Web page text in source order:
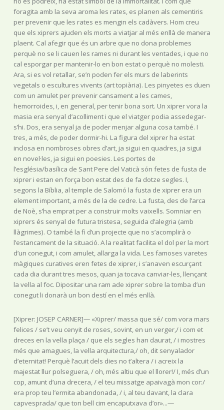
foragita amb la seva aroma les rates, es planen als cementiris
per prevenir que les rates es mengin els cadàvers. Hom creu
que els xiprers ajuden els morts a viatjar al més enllà de manera
plaent. Cal afegir que és un arbre que no dona problemes
perquè no se li cauen les rames ni durant les ventades, i que no
cal esporgar per mantenir-lo en bon estat o perquè no molesti.
Ara, si es vol retallar, se’n poden fer els murs de laberints
vegetals o escultures vivents (art topiària). Les pinyetes es duen
com un amulet per prevenir cansament a les cames,
hemorroides, i, en general, per tenir bona sort. Un xiprer vora la
masia era senyal d’acolliment i que el viatger podia assedegar-
s’hi. Dos, era senyal ja de poder menjar alguna cosa també. I
tres, a més, de poder dormir-hi. La figura del xiprer ha estat
inclosa en nombroses obres d’art, ja sigui en quadres, ja sigui
en novel·les, ja sigui en poesies. Les portes de
l’església/basílica de Sant Pere del Vaticà són fetes de fusta de
xiprer i estan en força bon estat des de fa dotze segles. I,
segons la Bíblia, al temple de Salomó la fusta de xiprer era un
element important, a més de la de cedre. La fusta, des de l’arca
de Noè, s’ha emprat per a construir molts vaixells. Somniar en
xiprers és senyal de futura tristesa, seguida d’alegria (amb
llàgrimes). O també la fi d’un projecte que no s’acomplirà o
l’estancament de la situació. A la realitat facilita el dol per la mort
d’un conegut, i com amulet, allarga la vida. Les famoses varetes
màgiques curatives eren fetes de xiprer, i s’anaven escurçant
cada dia durant tres mesos, quan ja tocava canviar-les, llençant
la vella al foc. Dipositar una ram ade xiprer sobre la tomba d’un
conegut li donarà un bon destí en el més enllà.
[Xiprer: JOSEP CARNER]— «Xiprer/ massa que sé/ com vora mars
felices / se’t veu cenyit de roses, sovint, en un verger,/ i com et
dreces en la vella plaça / que els segles han daurat, / i mostres
més que amagues, la vella arquitectura,/ oh, dit senyalador
d’eternitat! Perquè l’acuit dels dies no t’altera / i acreix la
majestat llur polseguera, / oh, més altiu que el llorer!/ I, més d’un
cop, amunt d’una drecera, / el teu missatge apaivagà mon cor:/
era prop teu l’ermita abandonada, / i, al teu davant, la clara
capvesprada/ que ton bell cim encaputxava d’or»...—